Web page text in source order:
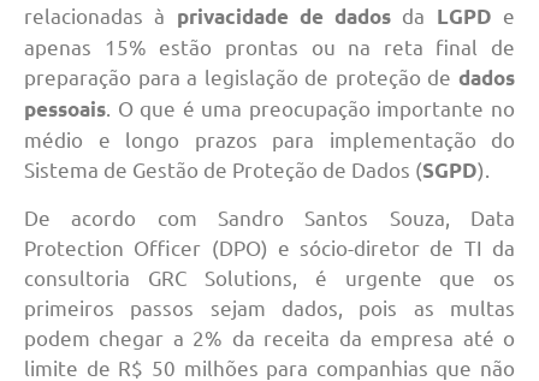
relacionadas à privacidade de dados da LGPD e
apenas 15% estão prontas ou na reta final de
preparação para a legislação de proteção de dados
pessoais . O que é uma preocupação importante no
médio e longo prazos para implementação do
Sistema de Gestão de Proteção de Dados (SGPD).
De acordo com Sandro Santos Souza, Data
Protection Officer (DPO) e sócio-diretor de TI da
consultoria GRC Solutions, é urgente que os
primeiros passos sejam dados, pois as multas
podem chegar a 2% da receita da empresa até o
limite de R$ 50 milhões para companhias que não